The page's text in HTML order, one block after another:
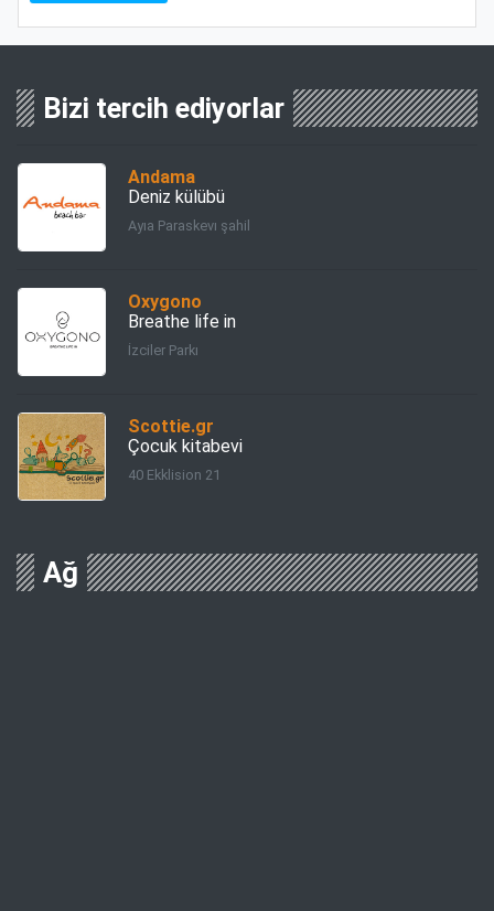
Bizi tercih ediyorlar
Andama
Deniz külübü
Ayıa Paraskevı şahil
Oxygono
Breathe life in
İzciler Parkı
Scottie.gr
Çocuk kitabevi
40 Ekklision 21
Ağ